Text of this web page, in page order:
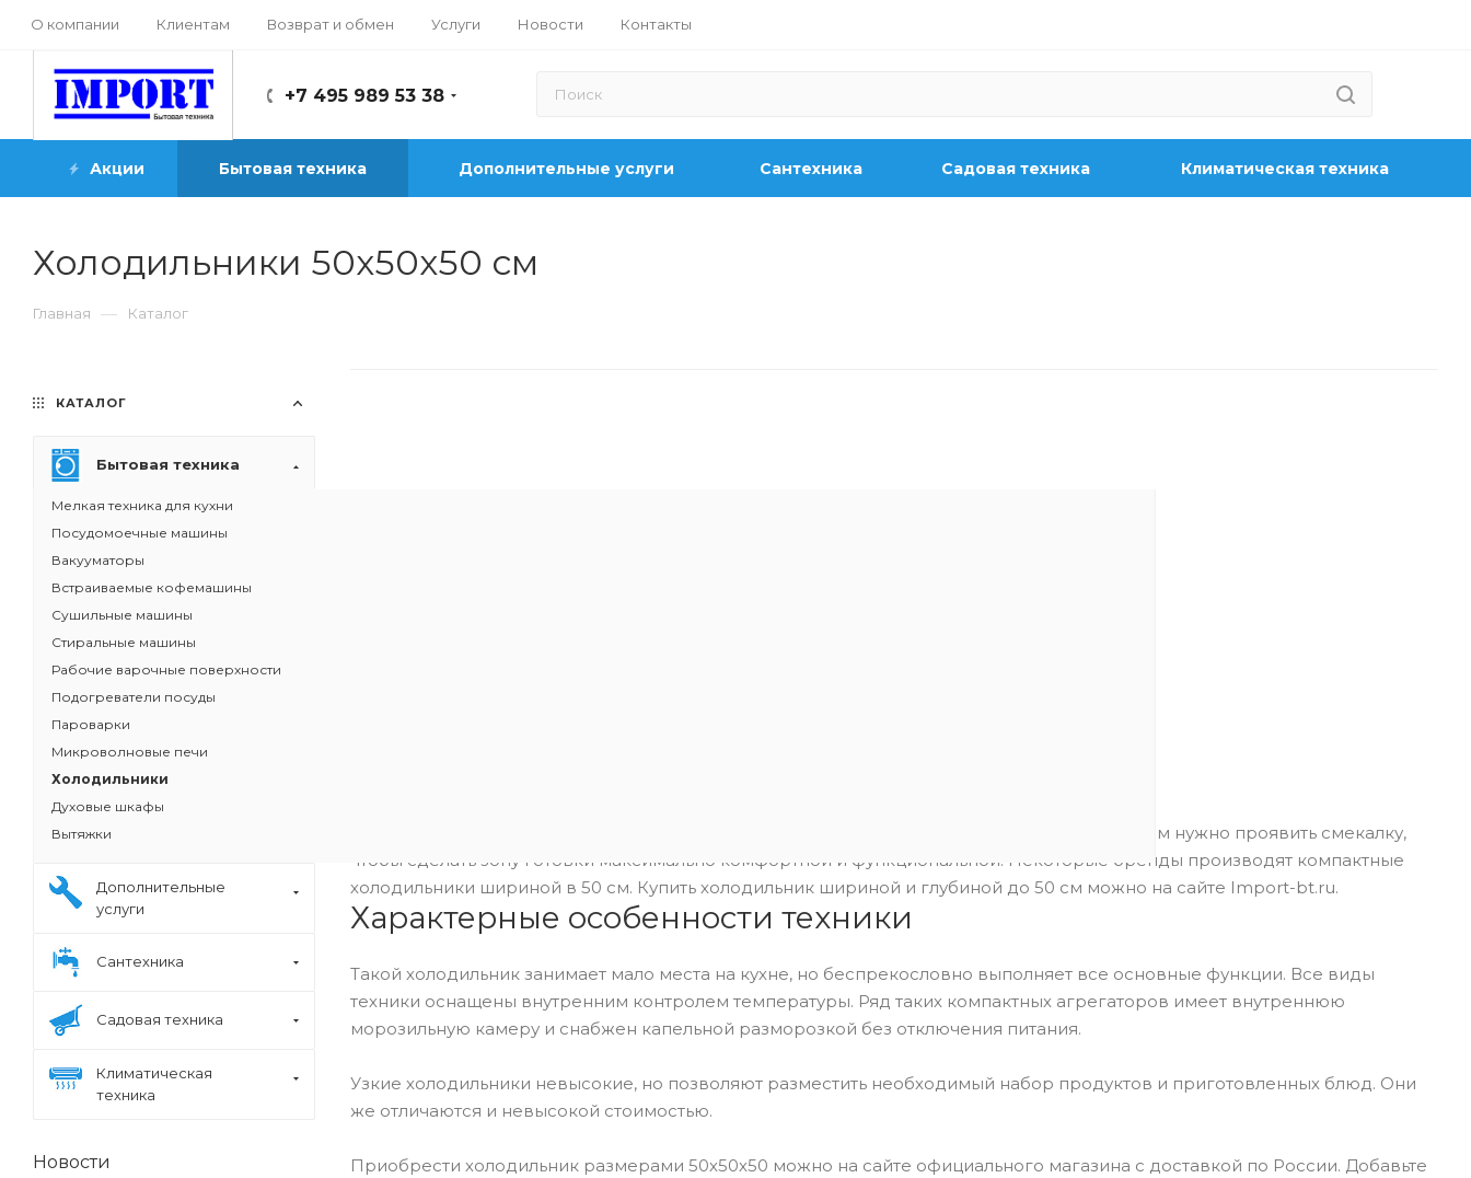
О компании Клиентам Возврат и обмен Услуги Новости Контакты
+7 495 989 53 38
Акции Бытовая техника Дополнительные услуги Сантехника Садовая техника Климатическая техника
Холодильники 50х50х50 см
Главная — Каталог
Малогабаритные кухни не позволяют использовать крупногабаритную технику. Тут хозяевам нужно проявить смекалку,
чтобы сделать зону готовки максимально комфортной и функциональной. Некоторые бренды производят компактные
холодильники шириной в 50 см. Купить холодильник шириной и глубиной до 50 см можно на сайте Import-bt.ru.
Характерные особенности техники
Такой холодильник занимает мало места на кухне, но беспрекословно выполняет все основные функции. Все виды
техники оснащены внутренним контролем температуры. Ряд таких компактных агрегаторов имеет внутреннюю
морозильную камеру и снабжен капельной разморозкой без отключения питания.
Узкие холодильники невысокие, но позволяют разместить необходимый набор продуктов и приготовленных блюд. Они
же отличаются и невысокой стоимостью.
Приобрести холодильник размерами 50х50х50 можно на сайте официального магазина с доставкой по России. Добавьте
КАТАЛОГ
Бытовая техника
Мелкая техника для кухни
Посудомоечные машины
Вакууматоры
Встраиваемые кофемашины
Сушильные машины
Стиральные машины
Рабочие варочные поверхности
Подогреватели посуды
Пароварки
Микроволновые печи
Холодильники
Духовые шкафы
Вытяжки
Дополнительные
услуги
Сантехника
Садовая техника
Климатическая
техника
Новости